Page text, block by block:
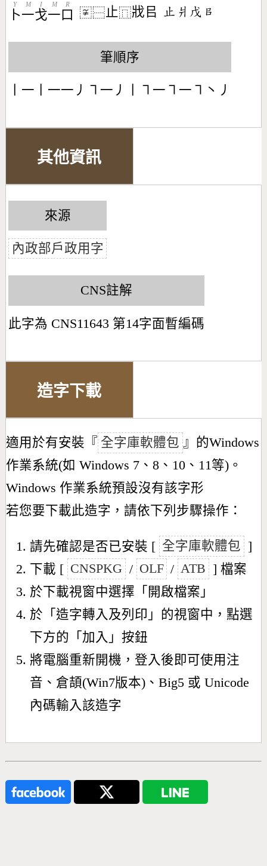
卜
Y
一
M
戈
I
一
M
口
R
〾⿱ 止⿵戕㠯 󶃍󶄉󶄦󶅀
筆順序
丨一丨一一丿㇕一丿丨㇕一㇕一㇕丶丿
其他資訊
來源
內政部戶政用字
CNS註解
此字為 CNS11643 第14字面暫編碼
造字下載
適用於有安裝『 全字庫軟體包 』的Windows
作業系統(如 Windows 7、8、10、11等)。
Windows 作業系統預設沒有該字形
若您要下載此造字，請依下列步驟操作：
請先確認是否已安裝 [ 全字庫軟體包 ]
下載 [ CNSPKG / OLF / ATB ] 檔案
於下載視窗中選擇「開啟檔案」
於「造字轉入及列印」的視窗中，點選
下方的「加入」按鈕
將電腦重新開機，登入後即可使用注
音、倉頡(Win7版本)、Big5 或 Unicode
內碼輸入該造字